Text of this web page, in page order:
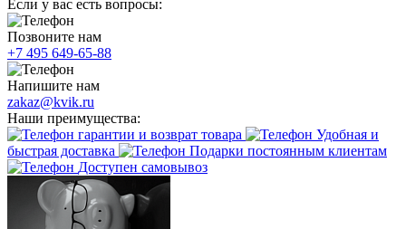
Если у вас есть вопросы:
Позвоните нам
+7 495 649-65-88
Напишите нам
zakaz@kvik.ru
Наши преимущества:
гарантии и возврат товара
Удобная и
быстрая доставка
Подарки постоянным клиентам
Доступен самовывоз